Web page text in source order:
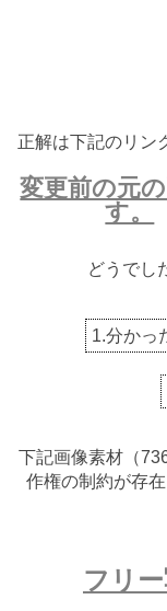
正解は下記のリン
変更前の元
す。
どうでし
1.分かっ
下記画像素材（
作権の制約が存
フリ